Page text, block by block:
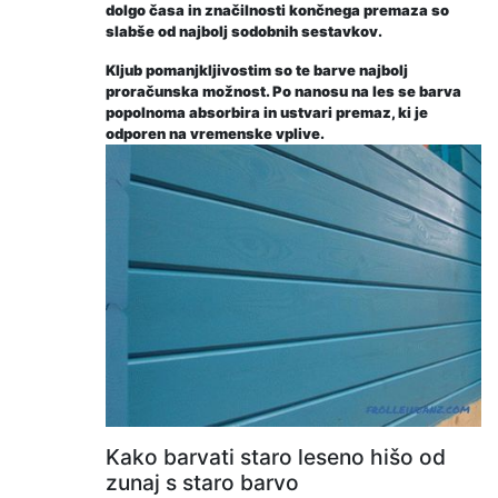
dolgo časa in značilnosti končnega premaza so
slabše od najbolj sodobnih sestavkov.
Kljub pomanjkljivostim so te barve najbolj
proračunska možnost. Po nanosu na les se barva
popolnoma absorbira in ustvari premaz, ki je
odporen na vremenske vplive.
Kako barvati staro leseno hišo od
zunaj s staro barvo